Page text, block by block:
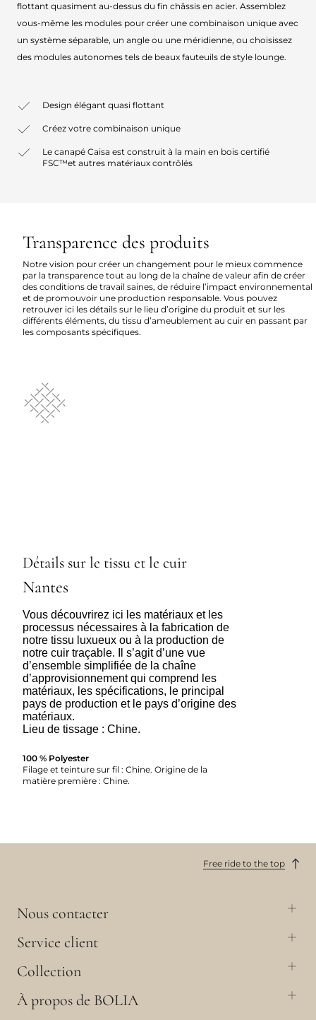
flottant quasiment au-dessus du fin châssis en acier. Assemblez
vous-même les modules pour créer une combinaison unique avec
un système séparable, un angle ou une méridienne, ou choisissez
des modules autonomes tels de beaux fauteuils de style lounge.
Design élégant quasi flottant
Créez votre combinaison unique
Le canapé Caisa est construit à la main en bois certifié
FSC™et autres matériaux contrôlés
Transparence des produits
Notre vision pour créer un changement pour le mieux commence
par la transparence tout au long de la chaîne de valeur afin de créer
des conditions de travail saines, de réduire l’impact environnemental
et de promouvoir une production responsable. Vous pouvez
retrouver ici les détails sur le lieu d’origine du produit et sur les
différents éléments, du tissu d’ameublement au cuir en passant par
les composants spécifiques.
Détails sur le tissu et le cuir
Nantes
Vous découvrirez ici les matériaux et les
processus nécessaires à la fabrication de
notre tissu luxueux ou à la production de
notre cuir traçable. Il s’agit d’une vue
d’ensemble simplifiée de la chaîne
d’approvisionnement qui comprend les
matériaux, les spécifications, le principal
pays de production et le pays d’origine des
matériaux.
Lieu de tissage : Chine.
100 % Polyester
Filage et teinture sur fil : Chine. Origine de la
matière première : Chine.
Free ride to the top
Nous contacter
Service client
Collection
À propos de BOLIA